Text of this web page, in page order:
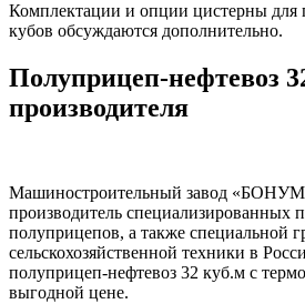
Комплектации и опции цистерны для
кубов обсуждаются дополнительно.
Полуприцеп-нефтевоз
производителя
Машиностроительный завод
производитель специализированных
полуприцепов, а также специальной
сельскохозяйственной техники в
полуприцеп-нефтевоз 32 куб.м с
выгодной цене.